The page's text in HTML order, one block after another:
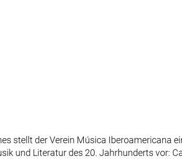
stellt der Verein Música Iberoamericana
und Literatur des 20. Jahrhunderts vor: